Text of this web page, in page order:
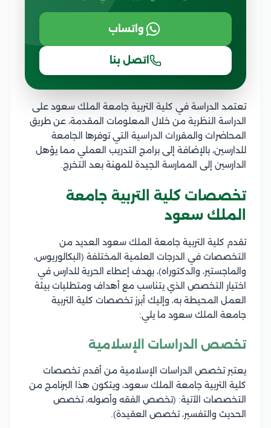
واتساب
اتصل بنا
تعتمد الدراسة في كلية التربية جامعة الملك سعود على
الدراسة النظرية من خلال المعلومات المقدمة، عن طريق
المحاضرات والمقررات الدراسية التي توفرها الجامعة
للدارسين، بالإضافة إلى برامج التدريب العملي مما يؤهل
الدارسين إلى الممارسة الجيدة للمهنة بعد التخرج.
تخصصات كلية التربية جامعة
الملك سعود
تقدم كلية التربية جامعة الملك سعود العديد من
التخصصات في الدرجات العلمية المختلفة (البكالوريوس،
والماجستير، والدكتوراه)، بهدف إعطاء الحرية للدارس في
اختيار التخصص الذي يتناسب مع أهداف ومتطلبات بيئة
العمل المحيطة به، وإليك أبرز تخصصات كلية التربية
جامعة الملك سعود ما يلي:
تخصص الدراسات الإسلامية
يعتبر تخصص الدراسات الإسلامية من أقدم تخصصات
كلية التربية جامعة الملك سعود، ويتكون هذا البرنامج من
التخصصات الآتية: (تخصص الفقه وأصوله، تخصص
الحديث والتفسير، تخصص العقيدة).